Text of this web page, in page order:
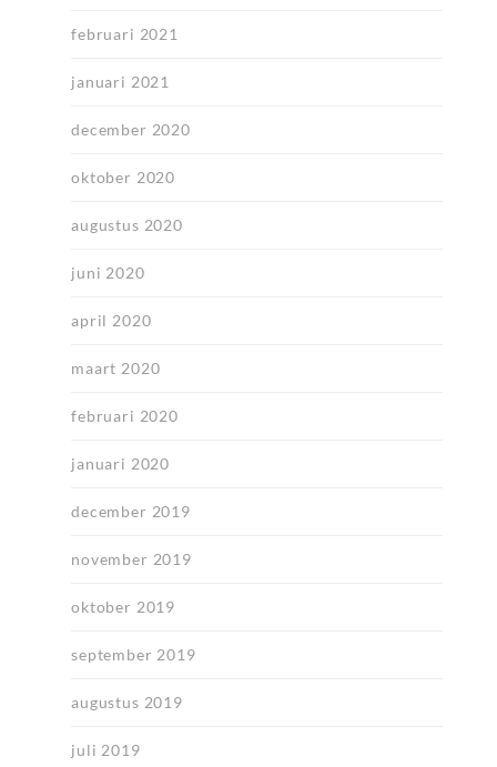
februari 2021
januari 2021
december 2020
oktober 2020
augustus 2020
juni 2020
april 2020
maart 2020
februari 2020
januari 2020
december 2019
november 2019
oktober 2019
september 2019
augustus 2019
juli 2019